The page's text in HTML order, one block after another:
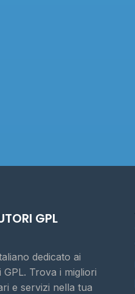
GPL
dedicato ai
Trova i migliori
e servizi nella tua